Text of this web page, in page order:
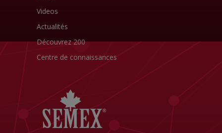
Videos
Actualités
Découvrez 200
Centre de connaissances